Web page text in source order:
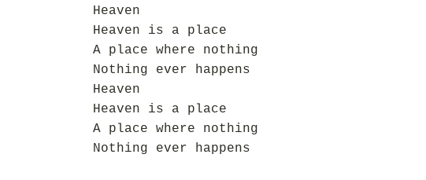
Heaven
Heaven is a place
A place where nothing
Nothing ever happens
Heaven
Heaven is a place
A place where nothing
Nothing ever happens